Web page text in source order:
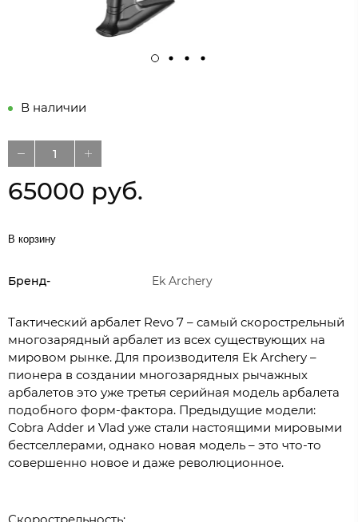
В наличии
65000 руб.
В корзину
Бренд- Ek Archery
Тактический арбалет Revo 7 – самый скорострельный
многозарядный арбалет из всех существующих на
мировом рынке. Для производителя Ek Archery –
пионера в создании многозарядных рычажных
арбалетов это уже третья серийная модель арбалета
подобного форм-фактора. Предыдущие модели:
Cobra Adder и Vlad уже стали настоящими мировыми
бестселлерами, однако новая модель – это что-то
совершенно новое и даже революционное.